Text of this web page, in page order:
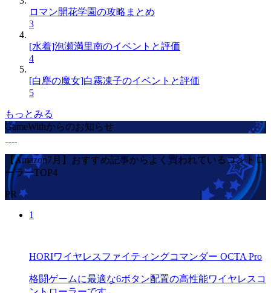
ロマン開花学園の攻略まとめ
3
[水着]泡瀬満里南のイベントと評価
4
[白塵の魔女]白霧凍子のイベントと評価
5
もっとみる
GameWithからのお知らせ
【Amazon7月】おすすめ記事からよく買われているコントロ
ーラーTOP4
PR
1
HORIワイヤレスファイティングコマンダー OCTA Pro
格闘ゲームに最適な6ボタン配置の高性能ワイヤレスコ